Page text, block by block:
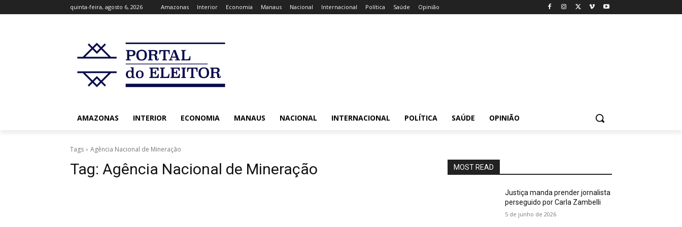
quinta-feira, agosto 6, 2026 Amazonas Interior Economia Manaus Nacional Internacional Política Saúde Opinião
AMAZONAS INTERIOR ECONOMIA MANAUS NACIONAL INTERNACIONAL POLÍTICA SAÚDE OPINIÃO
Tags Agência Nacional de Mineração
Tag: Agência Nacional de Mineração MOST READ
Justiça manda prender jornalista
perseguido por Carla Zambelli
5 de junho de 2026